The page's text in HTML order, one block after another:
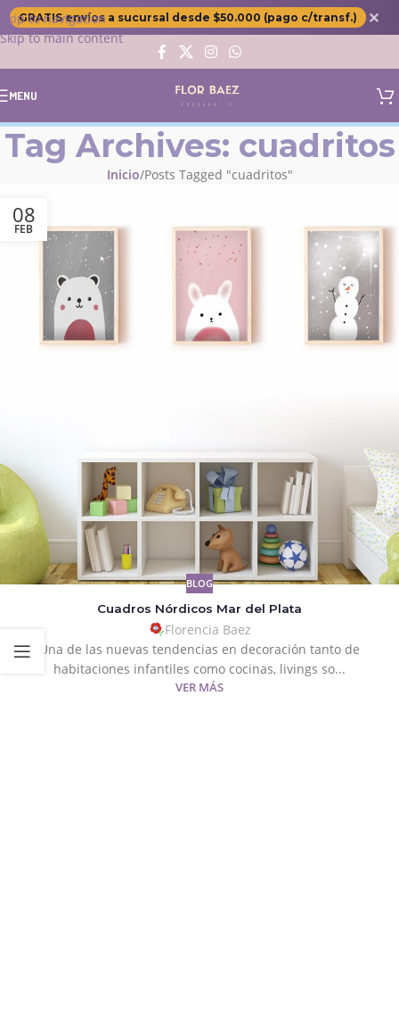
Skip to navigation
Skip to main content
GRATIS envíos a sucursal desde $50.000 (pago c/transf.) ✕
MENU
Tag Archives: cuadritos
Inicio Posts Tagged "cuadritos"
08
FEB
BLOG
Cuadros Nórdicos Mar del Plata
Florencia Baez
Una de las nuevas tendencias en decoración tanto de
habitaciones infantiles como cocinas, livings so...
VER MÁS